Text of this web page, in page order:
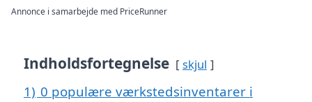
Annonce i samarbejde med PriceRunner
Indholdsfortegnelse skjul
1) 0 populære værkstedsinventarer i